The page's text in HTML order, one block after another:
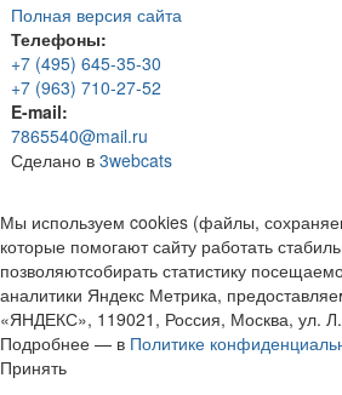
Полная версия сайта
Телефоны:
+7 (495) 645-35-30
+7 (963) 710-27-52
E-mail:
7865540@mail.ru
Сделано в 3webcats
Мы используем cookies (файлы,
которые помогают сайту работать
позволяютсобирать статистику
аналитики Яндекс Метрика,
«ЯНДЕКС», 119021, Россия, Москва, ул. Л.
Подробнее — в Политике
Принять